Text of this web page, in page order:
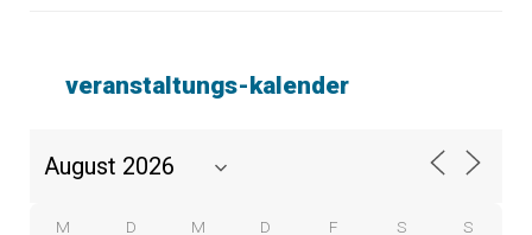
veranstaltungs-kalender
M D M D F S S